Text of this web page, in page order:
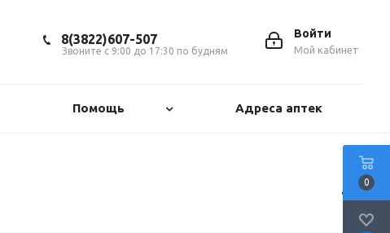
Войти
Мой кабинет
8(3822)607-507
Звоните с 9:00 до 17:30 по будням
Помощь Адреса аптек
0